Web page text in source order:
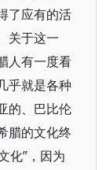
了应有的活
关于这一
人有一度看
乎就是各种
的、巴比伦
腊的文化终
化”，因为